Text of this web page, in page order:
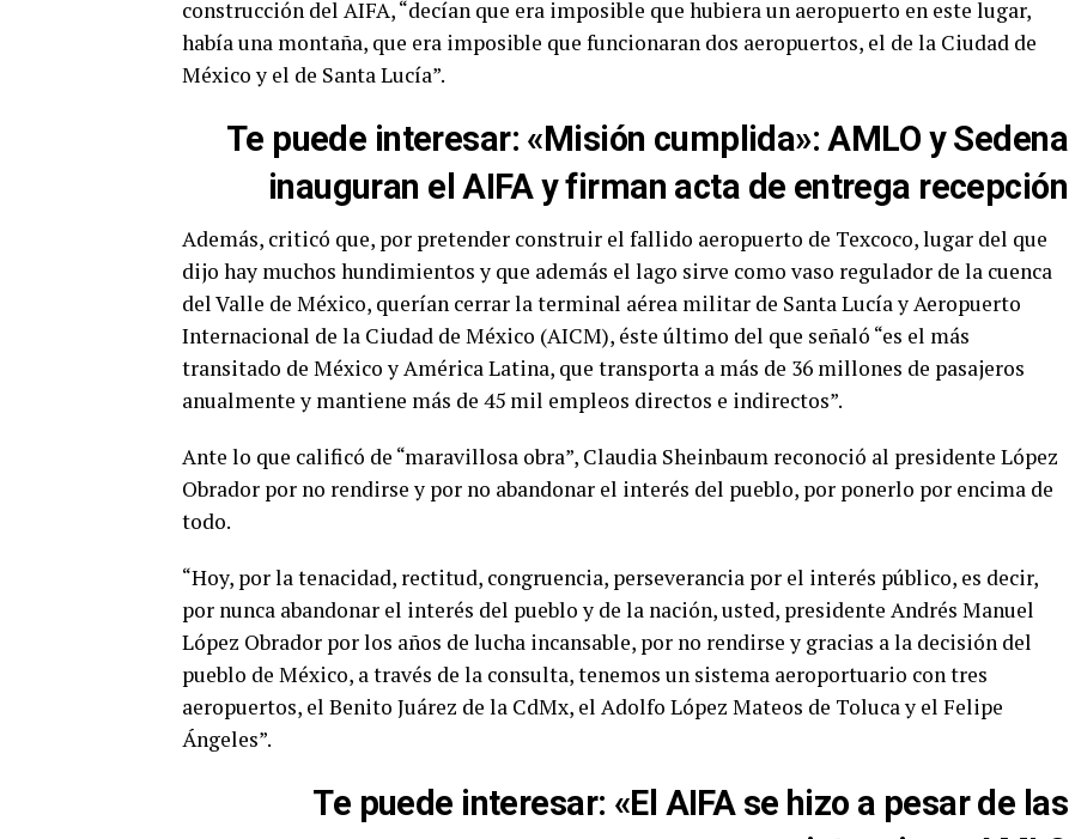
construcción del AIFA, “decían que era imposible que hubiera un aeropuerto en este lugar,
había una montaña, que era imposible que funcionaran dos aeropuertos, el de la Ciudad de
México y el de Santa Lucía”.
Te puede interesar: «Misión cumplida»: AMLO y Sedena
inauguran el AIFA y firman acta de entrega recepción
Además, criticó que, por pretender construir el fallido aeropuerto de Texcoco, lugar del que
dijo hay muchos hundimientos y que además el lago sirve como vaso regulador de la cuenca
del Valle de México, querían cerrar la terminal aérea militar de Santa Lucía y Aeropuerto
Internacional de la Ciudad de México (AICM), éste último del que señaló “es el más
transitado de México y América Latina, que transporta a más de 36 millones de pasajeros
anualmente y mantiene más de 45 mil empleos directos e indirectos”.
Ante lo que calificó de “maravillosa obra”, Claudia Sheinbaum reconoció al presidente López
Obrador por no rendirse y por no abandonar el interés del pueblo, por ponerlo por encima de
todo.
“Hoy, por la tenacidad, rectitud, congruencia, perseverancia por el interés público, es decir,
por nunca abandonar el interés del pueblo y de la nación, usted, presidente Andrés Manuel
López Obrador por los años de lucha incansable, por no rendirse y gracias a la decisión del
pueblo de México, a través de la consulta, tenemos un sistema aeroportuario con tres
aeropuertos, el Benito Juárez de la CdMx, el Adolfo López Mateos de Toluca y el Felipe
Ángeles”.
Te puede interesar: «El AIFA se hizo a pesar de las